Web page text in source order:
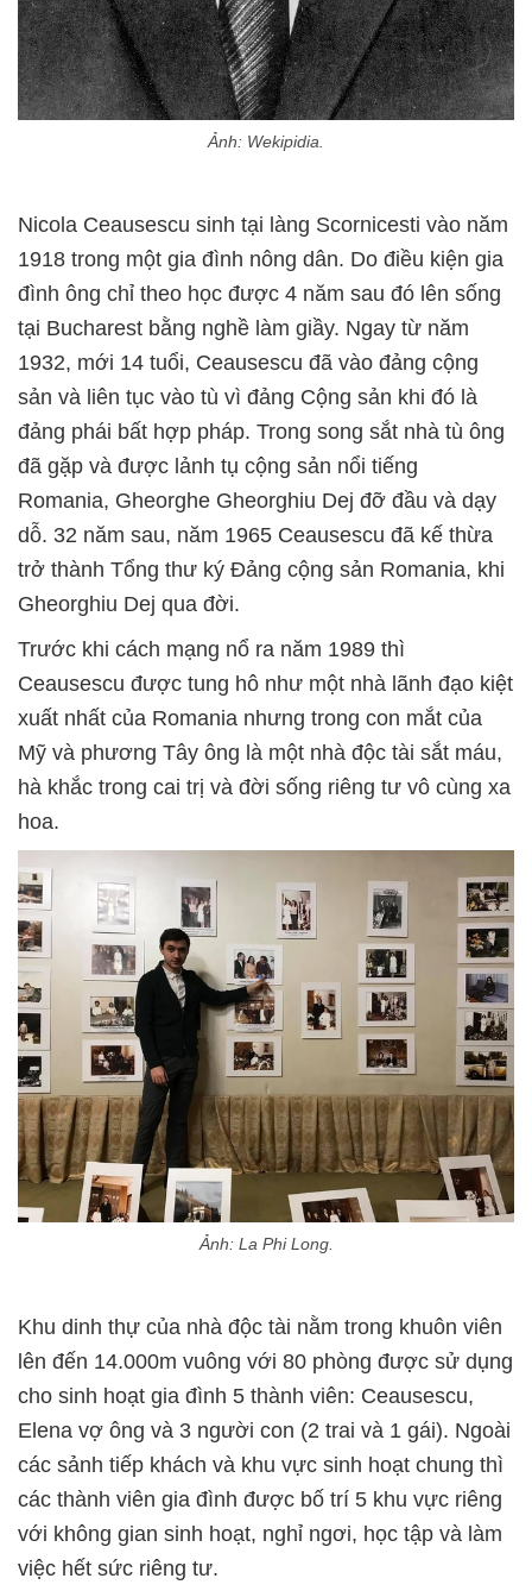
Ảnh: Wekipidia.
Nicola Ceausescu sinh tại làng Scornicesti vào năm
1918 trong một gia đình nông dân. Do điều kiện gia
đình ông chỉ theo học được 4 năm sau đó lên sống
tại Bucharest bằng nghề làm giầy. Ngay từ năm
1932, mới 14 tuổi, Ceausescu đã vào đảng cộng
sản và liên tục vào tù vì đảng Cộng sản khi đó là
đảng phái bất hợp pháp. Trong song sắt nhà tù ông
đã gặp và được lảnh tụ cộng sản nổi tiếng
Romania, Gheorghe Gheorghiu Dej đỡ đầu và dạy
dỗ. 32 năm sau, năm 1965 Ceausescu đã kế thừa
trở thành Tổng thư ký Đảng cộng sản Romania, khi
Gheorghiu Dej qua đời.
Trước khi cách mạng nổ ra năm 1989 thì
Ceausescu được tung hô như một nhà lãnh đạo kiệt
xuất nhất của Romania nhưng trong con mắt của
Mỹ và phương Tây ông là một nhà độc tài sắt máu,
hà khắc trong cai trị và đời sống riêng tư vô cùng xa
hoa.
Ảnh: La Phi Long.
Khu dinh thự của nhà độc tài nằm trong khuôn viên
lên đến 14.000m vuông với 80 phòng được sử dụng
cho sinh hoạt gia đình 5 thành viên: Ceausescu,
Elena vợ ông và 3 người con (2 trai và 1 gái). Ngoài
các sảnh tiếp khách và khu vực sinh hoạt chung thì
các thành viên gia đình được bố trí 5 khu vực riêng
với không gian sinh hoạt, nghỉ ngơi, học tập và làm
việc hết sức riêng tư.